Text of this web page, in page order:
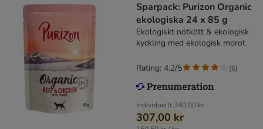
Sparpack: Purizon Organic
ekologiska 24 x 85 g
Ekologiskt nötkött & ekologisk
kyckling med ekologisk morot
Individuellt 340,00 kr
307,00 kr
Rating: 4.2/5 (6)